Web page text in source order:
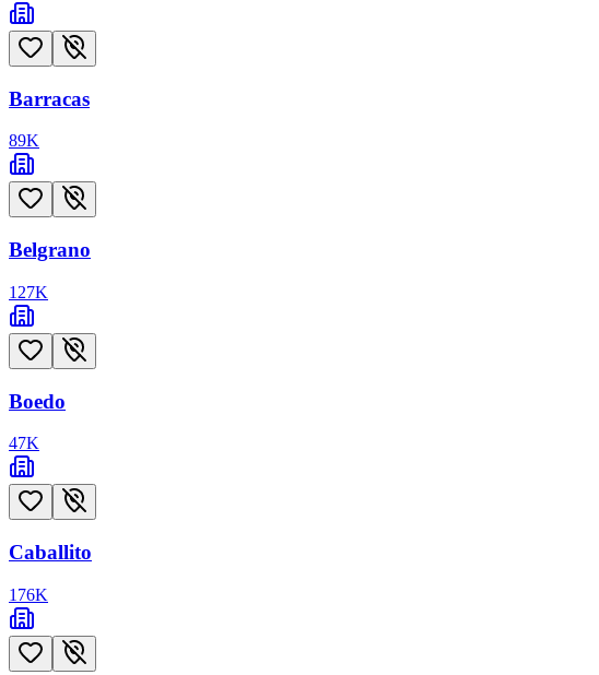
Barracas
89K
Belgrano
127K
Boedo
47K
Caballito
176K